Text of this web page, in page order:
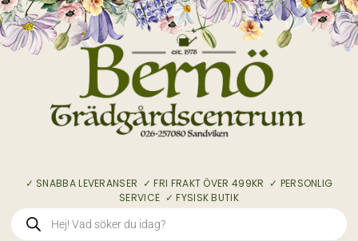
✓ SNABBA LEVERANSER ✓ FRI FRAKT ÖVER 499KR ✓ PERSONLIG
SERVICE ✓ FYSISK BUTIK